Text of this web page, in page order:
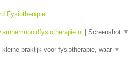
Fysiotherapie
Screenshot ▼
praktijk voor fysiotherapie, waar ▼